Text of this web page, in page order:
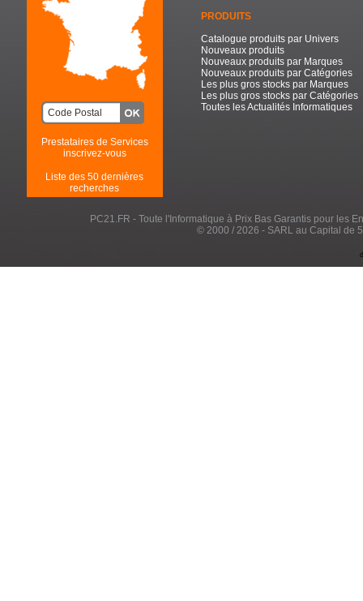
Prestataires de Services
inscrivez-vous
Liste des 50 dernières
recherches
PRODUITS
Catalogue produits par Univers
Nouveaux produits
Nouveaux produits par Marques
Nouveaux produits par Catégories
Les plus gros stocks par Marques
Les plus gros stocks par Catégories
Toutes les Actualités Informatiques
PC21.FR - Toute l'Informatique à Prix Bas Garantis pour les
© 2000 / 2026 - SARL au Capital de